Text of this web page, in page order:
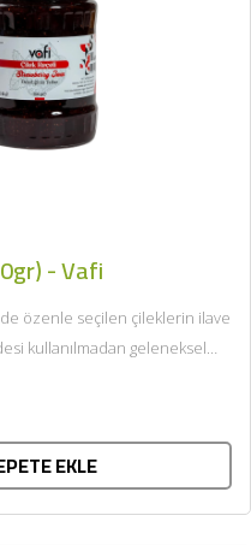
- Vafi
özenle seçilen çileklerin ilave
kullanılmadan geleneksel
EKLE